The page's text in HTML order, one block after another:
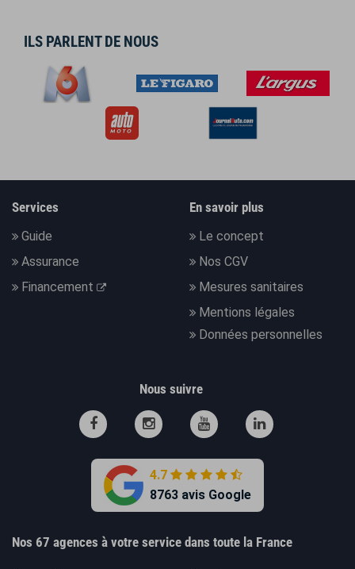
ILS PARLENT DE NOUS
Services
Guide
Assurance
Financement
En savoir plus
Le concept
Nos CGV
Mesures sanitaires
Mentions légales
Données personnelles
Nous suivre
4.7
8763 avis Google
Nos 67 agences à votre service dans toute la France